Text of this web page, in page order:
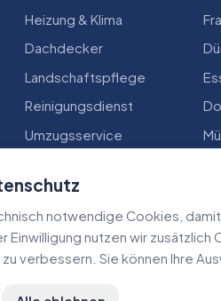
Heizung & Klima
Dachdecker
Landschaftspflege
Reinigungsdienst
Umzugsservice
notwendige Cookies,
Einwilligung nutzen wir
verbessern. Sie können Ihre